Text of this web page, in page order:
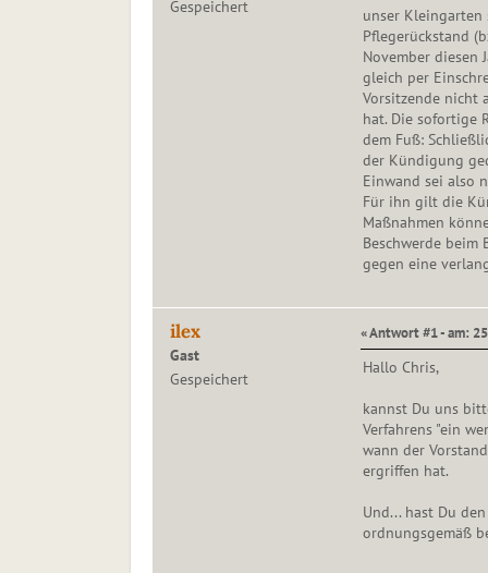
Gespeichert
unser Kleingarten
Pflegerückstand
November diesen
gleich per
Vorsitzende nicht
hat. Die sofortige
dem Fuß:
der Kündigung
Einwand sei also
Für ihn gilt die
Maßnahmen
Beschwerde beim
gegen eine
ilex
Gast
Gespeichert
« Antwort #1 - am:
Hallo Chris,
kannst Du uns
Verfahrens "ein
wann der
ergriffen hat.
Und... hast Du
ordnungsgemäß